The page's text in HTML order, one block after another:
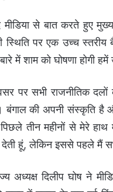
मीडिया से बात करते हुए
स्थिति पर एक उच्च
में शाम को घोषणा होगी
पर सभी राजनीतिक दलों
बंगाल की अपनी संस्कृति है
तीन महीनों से मेरे
हूं, लेकिन इससे पहले मैं
अध्यक्ष दिलीप घोष ने